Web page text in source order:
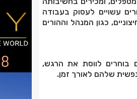
עשויים לעסוק בעבודה
כגון המנהל וההורים
בוחרים לווסת את הרגש,
שלהם לאורך זמן.